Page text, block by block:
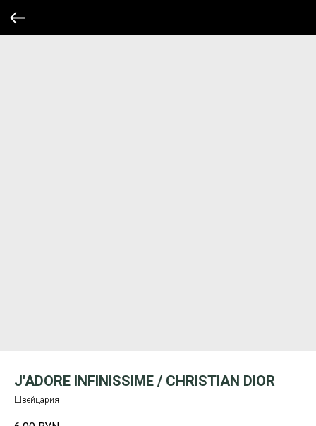
J'ADORE INFINISSIME / CHRISTIAN DIOR
Швейцария